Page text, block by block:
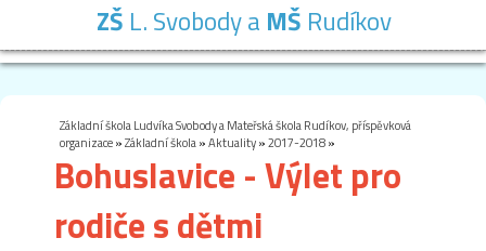
ZŠ L. Svobody a MŠ Rudíkov
Základní škola Ludvíka Svobody a Mateřská škola Rudíkov, příspěvková
organizace»Základní škola»Aktuality»2017-2018»
Bohuslavice - Výlet pro
rodiče s dětmi